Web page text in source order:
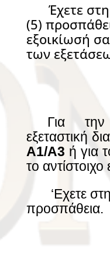
Έχετε
(5)
εξοικίωσή
των
Για
εξεταστική
Α1/Α3 ή για
το αντίστοιχο
‘Εχετε
προσπάθεια.